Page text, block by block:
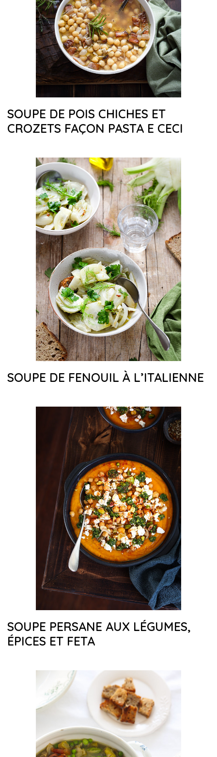
SOUPE DE POIS CHICHES ET
CROZETS FAÇON PASTA E CECI
SOUPE DE FENOUIL À L’ITALIENNE
SOUPE PERSANE AUX LÉGUMES,
ÉPICES ET FETA